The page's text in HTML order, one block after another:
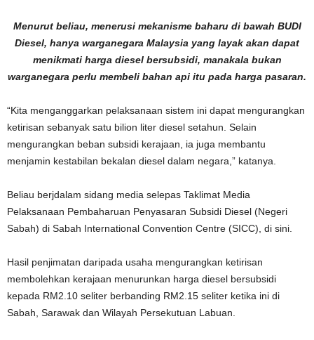
Menurut beliau, menerusi mekanisme baharu di bawah BUDI
Diesel, hanya warganegara Malaysia yang layak akan dapat
menikmati harga diesel bersubsidi, manakala bukan
warganegara perlu membeli bahan api itu pada harga pasaran.
“Kita menganggarkan pelaksanaan sistem ini dapat mengurangkan
ketirisan sebanyak satu bilion liter diesel setahun. Selain
mengurangkan beban subsidi kerajaan, ia juga membantu
menjamin kestabilan bekalan diesel dalam negara,” katanya.
Beliau berjdalam sidang media selepas Taklimat Media
Pelaksanaan Pembaharuan Penyasaran Subsidi Diesel (Negeri
Sabah) di Sabah International Convention Centre (SICC), di sini.
Hasil penjimatan daripada usaha mengurangkan ketirisan
membolehkan kerajaan menurunkan harga diesel bersubsidi
kepada RM2.10 seliter berbanding RM2.15 seliter ketika ini di
Sabah, Sarawak dan Wilayah Persekutuan Labuan.